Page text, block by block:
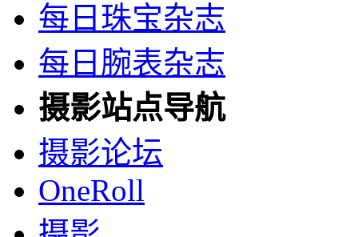
每日珠宝杂志
每日腕表杂志
摄影站点导航
摄影论坛
OneRoll